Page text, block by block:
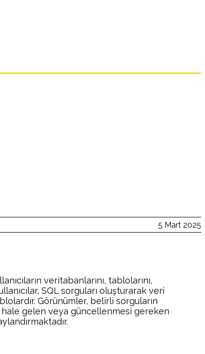
5 Mart 2025
veritabanlarını, tablolarını,
SQL sorguları oluşturarak veri
Görünümler, belirli sorguların
hale gelen veya güncellenmesi gereken